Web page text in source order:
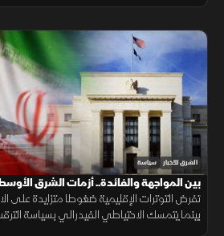
الشرق للأخبار سياسة
بين المواجهة والفائدة.. أزمات الشرق
تفرض التوترات الإقليمية ضغوطا متزايدة على
بينما يتمسك الاحتياطي الفيدرالي بسياسة